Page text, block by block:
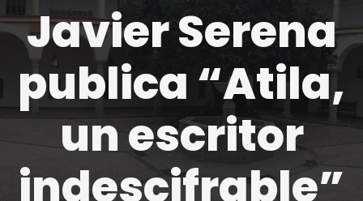
Javier Serena
publica “Atila,
un escritor
indescifrable”